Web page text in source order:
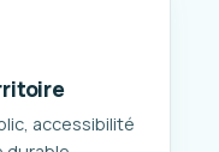
accessibilité